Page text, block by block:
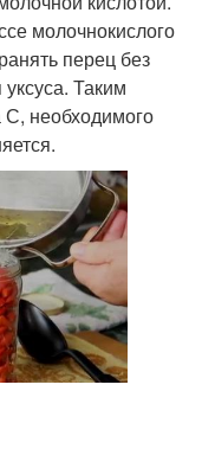
молочнокислого
перец без
Таким
С, необходимого